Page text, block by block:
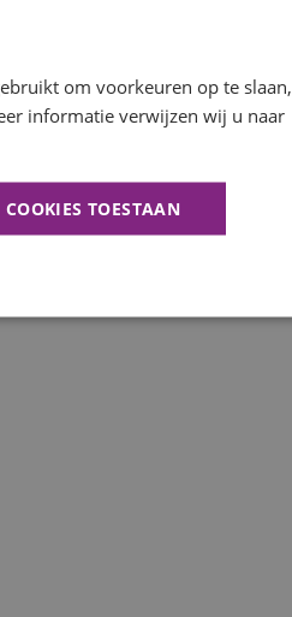
om voorkeuren op te slaan,
informatie verwijzen wij u naar
COOKIES TOESTAAN